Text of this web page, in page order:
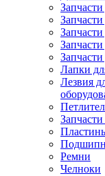
Лапки
Лезвия
Ремни
Челноки